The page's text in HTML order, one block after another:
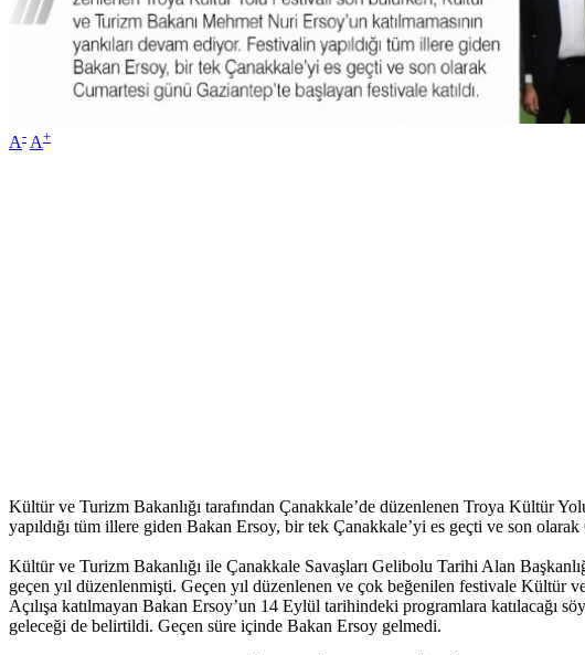
A- A+
Kültür ve Turizm Bakanlığı tarafından Çanakkale’de düzenlenen Troya Kültür
yapıldığı tüm illere giden Bakan Ersoy, bir tek Çanakkale’yi es geçti ve son
Kültür ve Turizm Bakanlığı ile Çanakkale Savaşları Gelibolu Tarihi Alan
geçen yıl düzenlenmişti. Geçen yıl düzenlenen ve çok beğenilen festivale Kültür
Açılışa katılmayan Bakan Ersoy’un 14 Eylül tarihindeki programlara katılacağı
geleceği de belirtildi. Geçen süre içinde Bakan Ersoy gelmedi.